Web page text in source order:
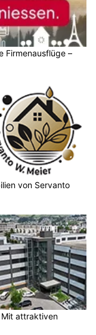
Firmenausflüge –
von Servanto
Mit attraktiven